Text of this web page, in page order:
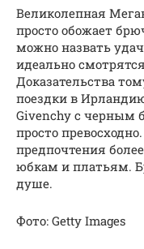
Великолепная
просто обожает
можно назвать
идеально
Доказательства
поездки в
Givenchy с черным
просто
предпочтения
юбкам и платьям.
душе.
Фото: Getty Images